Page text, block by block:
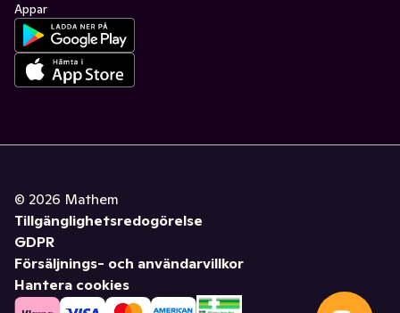
Appar
© 2026 Mathem
Tillgänglighetsredogörelse
GDPR
Försäljnings- och användarvillkor
Hantera cookies